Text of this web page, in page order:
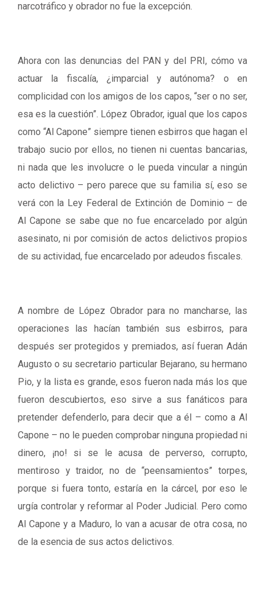
narcotráfico y obrador no fue la excepción.
Ahora con las denuncias del PAN y del PRI, cómo va
actuar la fiscalía, ¿imparcial y autónoma? o en
complicidad con los amigos de los capos, “ser o no ser,
esa es la cuestión”. López Obrador, igual que los capos
como “Al Capone” siempre tienen esbirros que hagan el
trabajo sucio por ellos, no tienen ni cuentas bancarias,
ni nada que les involucre o le pueda vincular a ningún
acto delictivo – pero parece que su familia sí, eso se
verá con la Ley Federal de Extinción de Dominio – de
Al Capone se sabe que no fue encarcelado por algún
asesinato, ni por comisión de actos delictivos propios
de su actividad, fue encarcelado por adeudos fiscales.
A nombre de López Obrador para no mancharse, las
operaciones las hacían también sus esbirros, para
después ser protegidos y premiados, así fueran Adán
Augusto o su secretario particular Bejarano, su hermano
Pio, y la lista es grande, esos fueron nada más los que
fueron descubiertos, eso sirve a sus fanáticos para
pretender defenderlo, para decir que a él – como a Al
Capone – no le pueden comprobar ninguna propiedad ni
dinero, ¡no! si se le acusa de perverso, corrupto,
mentiroso y traidor, no de “peensamientos” torpes,
porque si fuera tonto, estaría en la cárcel, por eso le
urgía controlar y reformar al Poder Judicial. Pero como
Al Capone y a Maduro, lo van a acusar de otra cosa, no
de la esencia de sus actos delictivos.